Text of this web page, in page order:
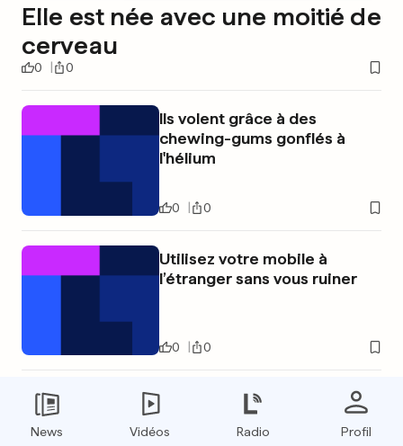
Elle est née avec une moitié de
cerveau
0 0
Ils volent grâce à des
chewing-gums gonflés à
l'hélium
0 0
Utilisez votre mobile à
l’étranger sans vous ruiner
0 0
News Vidéos Radio Profil